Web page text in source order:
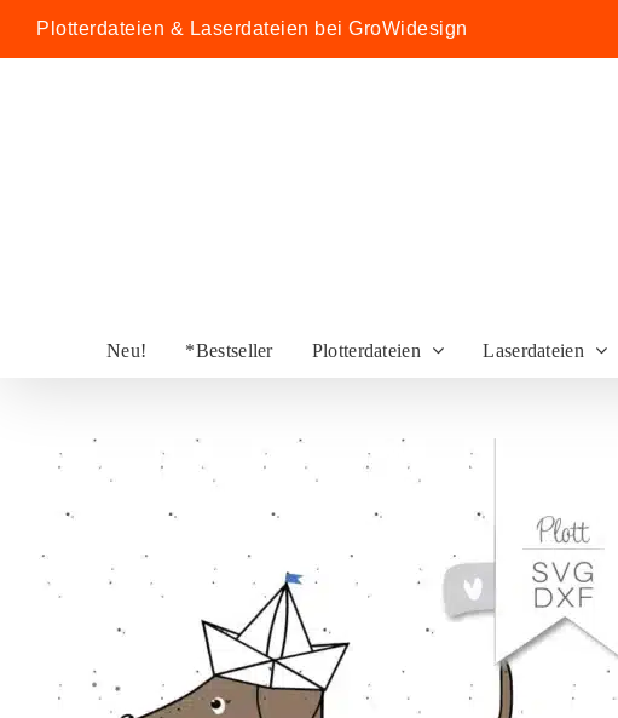
Inhalt
Plotterdateien & Laserdateien bei GroWidesign
Neu! *Bestseller Plotterdateien Laserdateien